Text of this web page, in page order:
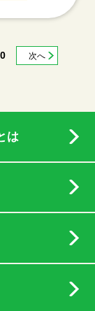
次へ
は